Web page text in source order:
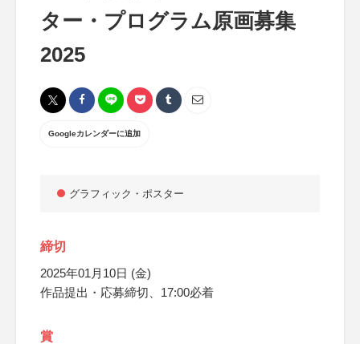
ター・プログラム原画募集
2025
Googleカレンダーに追加
グラフィック・ポスター
締切
2025年01月10日 (金)
作品提出・応募締切、17:00必着
賞